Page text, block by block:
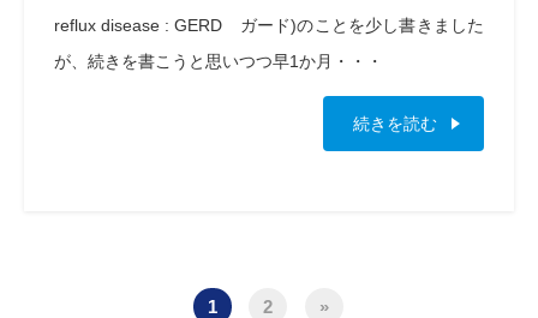
reflux disease : GERD ガード)のことを少し書きました
が、続きを書こうと思いつつ早1か月・・・
続きを読む
1 2 »